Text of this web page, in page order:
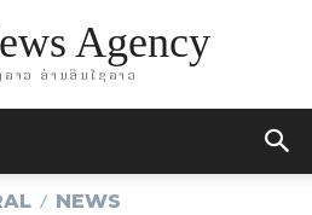
Agency
າວ ອ່ານອິນໄຊລາວ
NEWS